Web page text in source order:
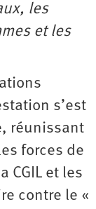
les
et les
s’est
réunissant
forces de
CGIL et les
contre le «